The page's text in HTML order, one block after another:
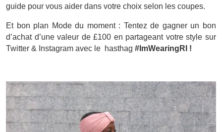
guide pour vous aider dans votre choix selon les coupes.
Et bon plan Mode du moment : Tentez de gagner un bon
d’achat d’une valeur de £100 en partageant votre style sur
Twitter & Instagram avec le hasthag #ImWearingRI !